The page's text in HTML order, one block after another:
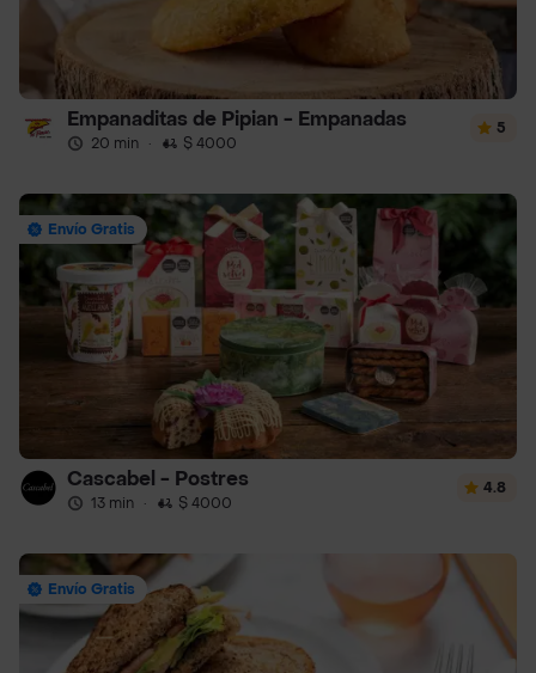
Empanaditas de Pipian - Empanadas
20 min · $ 4000
5
Envío Gratis
Cascabel - Postres
13 min · $ 4000
4.8
Envío Gratis